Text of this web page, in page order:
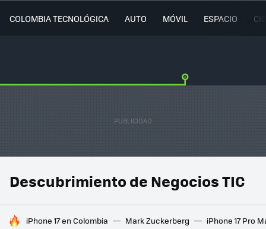
COLOMBIA TECNOLÓGICA AUTO MÓVIL ESPACIO
Descubrimiento de Negocios TIC
HOY SE HABLA DE
iPhone 17 en Colombia Mark Zuckerberg iPhone 17 Pro